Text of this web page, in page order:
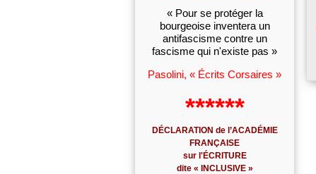
« Pour se protéger la
bourgeoise inventera un
antifascisme contre un
fascisme qui n'existe pas »
Pasolini, « Écrits Corsaires »
******
DÉCLARATION de l’ACADÉMIE
FRANÇAISE
sur l'ÉCRITURE
dite « INCLUSIVE »